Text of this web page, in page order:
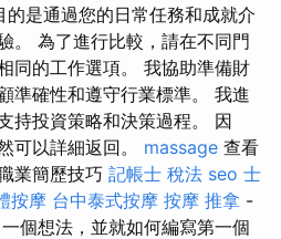
的是通過您的日常任務和成就介
。 為了進行比較，請在不同門
同的工作選項。 我協助準備財
準確性和遵守行業標準。 我進
持投資策略和決策過程。 因
可以詳細返回。 massage 查看
業簡歷技巧 記帳士 稅法 seo 士
按摩 台中泰式按摩 按摩 推拿 -
個想法，並就如何編寫第一個